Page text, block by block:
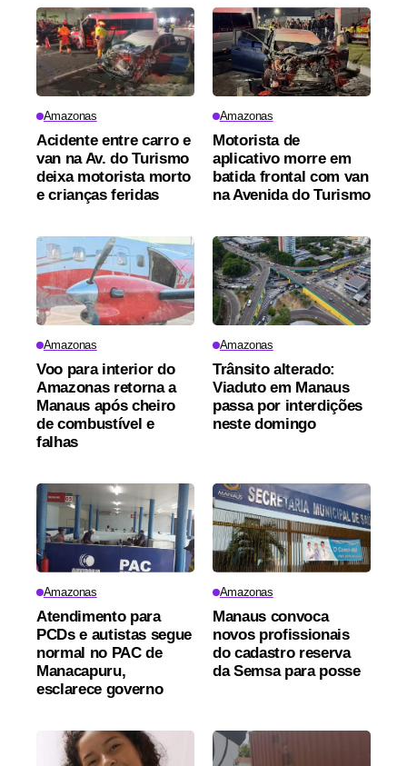
Amazonas
Acidente entre carro e
van na Av. do Turismo
deixa motorista morto
e crianças feridas
Amazonas
Motorista de
aplicativo morre em
batida frontal com van
na Avenida do Turismo
Amazonas
Voo para interior do
Amazonas retorna a
Manaus após cheiro
de combustível e
falhas
Amazonas
Trânsito alterado:
Viaduto em Manaus
passa por interdições
neste domingo
Amazonas
Atendimento para
PCDs e autistas segue
normal no PAC de
Manacapuru,
esclarece governo
Amazonas
Manaus convoca
novos profissionais
do cadastro reserva
da Semsa para posse